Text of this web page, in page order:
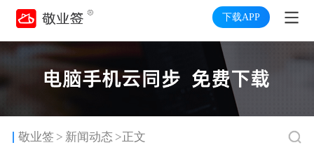
下载APP
敬业签 > 新闻动态 >正文